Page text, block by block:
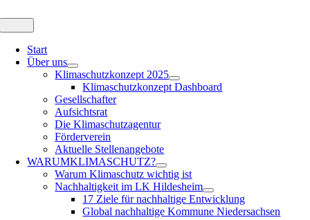
springen
Navigation
Start
Über uns
Klimaschutzkonzept 2025
Klimaschutzkonzept Dashboard
Gesellschafter
Aufsichtsrat
Die Klimaschutzagentur
Förderverein
Aktuelle Stellenangebote
WARUMKLIMASCHUTZ?
Warum Klimaschutz wichtig ist
Nachhaltigkeit im LK Hildesheim
17 Ziele für nachhaltige Entwicklung
Global nachhaltige Kommune Niedersachsen